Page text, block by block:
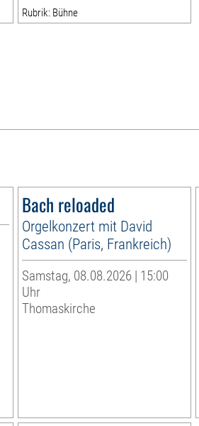
Rubrik: Bühne
Bach reloaded
Orgelkonzert mit David
Cassan (Paris, Frankreich)
Samstag, 08.08.2026 | 15:00
Uhr
Thomaskirche